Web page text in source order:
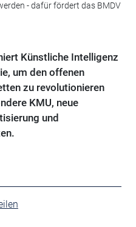
- dafür fördert das BMDV
Künstliche Intelligenz
um den offenen
zu revolutionieren
KMU, neue
und